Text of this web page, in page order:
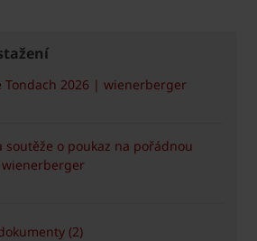
Tondach 2026 | wienerberger
soutěže o poukaz na pořádnou
(2)